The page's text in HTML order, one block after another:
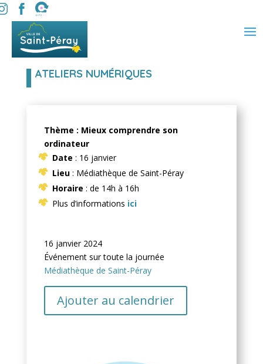
ATELIERS NUMÉRIQUES
Thème : Mieux comprendre son
ordinateur
Date : 16 janvier
Lieu : Médiathèque de Saint-Péray
Horaire : de 14h à 16h
Plus d’informations ici
16 janvier 2024
Événement sur toute la journée
Médiathèque de Saint-Péray
Ajouter au calendrier